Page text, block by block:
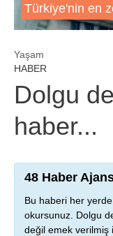
Türkiye'nin en
Yaşam
HABER
Dolgu
haber...
48 Haber
Bu haberi her yerde
okursunuz. Dolgu
değil emek verilmiş